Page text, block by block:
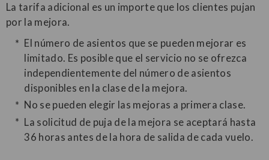
La tarifa adicional es un importe que los clientes pujan
por la mejora.
El número de asientos que se pueden mejorar es
limitado. Es posible que el servicio no se ofrezca
independientemente del número de asientos
disponibles en la clase de la mejora.
No se pueden elegir las mejoras a primera clase.
La solicitud de puja de la mejora se aceptará hasta
36 horas antes de la hora de salida de cada vuelo.